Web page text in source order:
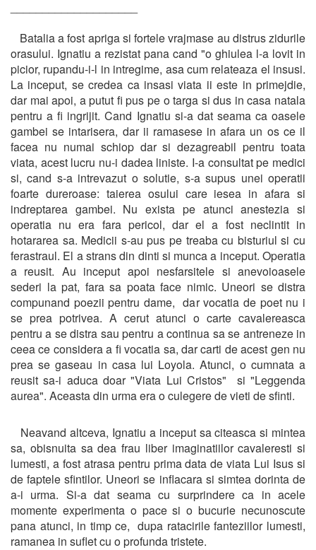
Batalia a fost apriga si fortele vrajmase au distrus zidurile
orasului. Ignatiu a rezistat pana cand "o ghiulea l-a lovit in
picior, rupandu-i-l in intregime, asa cum relateaza el insusi.
La inceput, se credea ca insasi viata ii este in primejdie,
dar mai apoi, a putut fi pus pe o targa si dus in casa natala
pentru a fi ingrijit. Cand Ignatiu si-a dat seama ca oasele
gambei se intarisera, dar ii ramasese in afara un os ce il
facea nu numai schiop dar si dezagreabil pentru toata
viata, acest lucru nu-i dadea liniste. I-a consultat pe medici
si, cand s-a intrevazut o solutie, s-a supus unei operatii
foarte dureroase: taierea osului care iesea in afara si
indreptarea gambei. Nu exista pe atunci anestezia si
operatia nu era fara pericol, dar el a fost neclintit in
hotararea sa. Medicii s-au pus pe treaba cu bisturiul si cu
ferastraul. El a strans din dinti si munca a inceput. Operatia
a reusit. Au inceput apoi nesfarsitele si anevoioasele
sederi la pat, fara sa poata face nimic. Uneori se distra
compunand poezii pentru dame, dar vocatia de poet nu i
se prea potrivea. A cerut atunci o carte cavalereasca
pentru a se distra sau pentru a continua sa se antreneze in
ceea ce considera a fi vocatia sa, dar carti de acest gen nu
prea se gaseau in casa lui Loyola. Atunci, o cumnata a
reusit sa-i aduca doar "Viata Lui Cristos" si "Leggenda
aurea". Aceasta din urma era o culegere de vieti de sfinti.
Neavand altceva, Ignatiu a inceput sa citeasca si mintea
sa, obisnuita sa dea frau liber imaginatiilor cavaleresti si
lumesti, a fost atrasa pentru prima data de viata Lui Isus si
de faptele sfintilor. Uneori se inflacara si simtea dorinta de
a-i urma. Si-a dat seama cu surprindere ca in acele
momente experimenta o pace si o bucurie necunoscute
pana atunci, in timp ce, dupa ratacirile fanteziilor lumesti,
ramanea in suflet cu o profunda tristete.